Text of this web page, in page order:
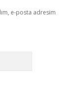
e-posta adresim